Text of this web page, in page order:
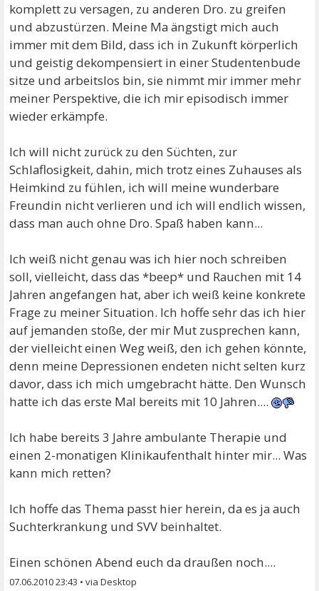
komplett zu versagen, zu anderen Dro. zu greifen
und abzustürzen. Meine Ma ängstigt mich auch
immer mit dem Bild, dass ich in Zukunft körperlich
und geistig dekompensiert in einer Studentenbude
sitze und arbeitslos bin, sie nimmt mir immer mehr
meiner Perspektive, die ich mir episodisch immer
wieder erkämpfe.
Ich will nicht zurück zu den Süchten, zur
Schlaflosigkeit, dahin, mich trotz eines Zuhauses als
Heimkind zu fühlen, ich will meine wunderbare
Freundin nicht verlieren und ich will endlich wissen,
dass man auch ohne Dro. Spaß haben kann...
Ich weiß nicht genau was ich hier noch schreiben
soll, vielleicht, dass das *beep* und Rauchen mit 14
Jahren angefangen hat, aber ich weiß keine konkrete
Frage zu meiner Situation. Ich hoffe sehr das ich hier
auf jemanden stoße, der mir Mut zusprechen kann,
der vielleicht einen Weg weiß, den ich gehen könnte,
denn meine Depressionen endeten nicht selten kurz
davor, dass ich mich umgebracht hätte. Den Wunsch
hatte ich das erste Mal bereits mit 10 Jahren....
Ich habe bereits 3 Jahre ambulante Therapie und
einen 2-monatigen Klinikaufenthalt hinter mir... Was
kann mich retten?
Ich hoffe das Thema passt hier herein, da es ja auch
Suchterkrankung und SVV beinhaltet.
Einen schönen Abend euch da draußen noch....
07.06.2010 23:43 •